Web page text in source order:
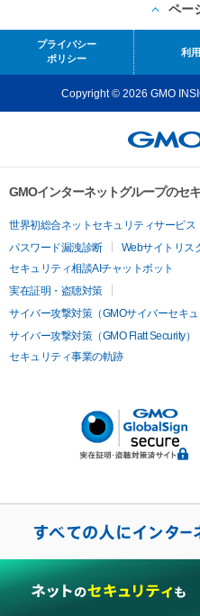
ペー
プライバシー
ポリシー
利
Copyright © 2026 GMO
GMOインターネットグループのセ
世界初総合ネットセキュリティサービス
パスワード漏洩診断
Webサイトリス
セキュリティ相談AIチャットボット
実在証明・盗聴対策
サイバー攻撃対策（GMOサイバーセキュ
サイバー攻撃対策（GMO Flatt Security）
セキュリティ事業の軌跡